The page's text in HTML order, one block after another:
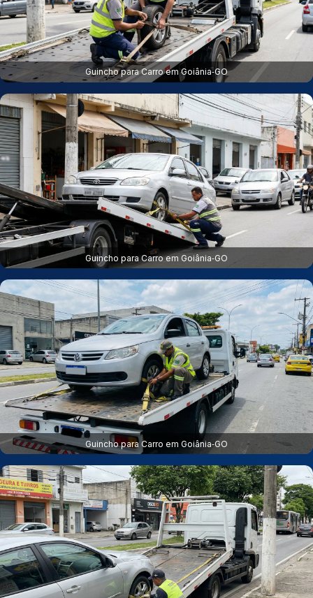
Guincho para Carro em Goiânia‑GO
Guincho para Carro em Goiânia‑GO
Guincho para Carro em Goiânia‑GO